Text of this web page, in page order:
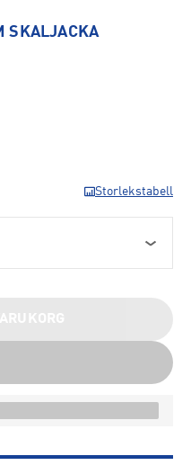
SKALJACKA
Storlekstabell